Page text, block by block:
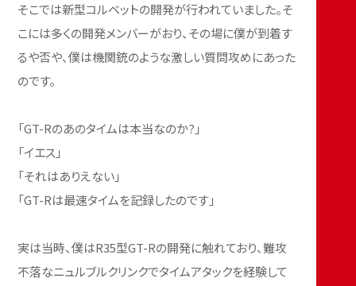
そこでは新型コルベットの開発が行われていました。そ
こには多くの開発メンバーがおり、その場に僕が到着す
るや否や、僕は機関銃のような激しい質問攻めにあった
のです。
「GT-Rのあのタイムは本当なのか?」
「イエス」
「それはありえない」
「GT-Rは最速タイムを記録したのです」
実は当時、僕はR35型GT-Rの開発に触れており、難攻
不落なニュルブルクリンクでタイムアタックを経験して